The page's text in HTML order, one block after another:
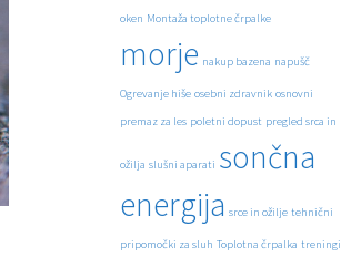
oken Montaža toplotne črpalke
morje nakup bazena napušč
Ogrevanje hiše osebni zdravnik osnovni
premaz za les poletni dopust pregled srca in
ožilja slušni aparati sončna
energija srce in ožilje tehnični
pripomočki za sluh Toplotna črpalka treningi